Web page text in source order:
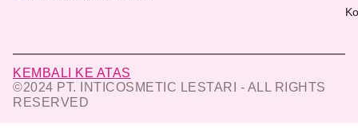
KEMBALI KE ATAS
©2024 PT. INTICOSMETIC LESTARI - ALL RIGHTS
RESERVED